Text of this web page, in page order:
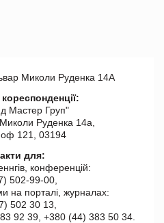
Миколи Руденка 14А
Мастер Груп"
Руденка 14а,
оф 121, 03194
для:
конференцій:
502-99-00,
на порталі, журналах:
502 30 13,
92 39, +380 (44) 383 50 34.